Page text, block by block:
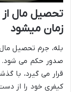
تحصیل مال
زمان میشود
بله، جرم تحصیل
صدور حکم می شود.
قرار می گیرد، با
کیفری خود را از